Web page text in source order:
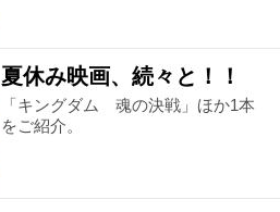
夏休み映画、続々と！！
「キングダム 魂の決戦」ほか1本
をご紹介。